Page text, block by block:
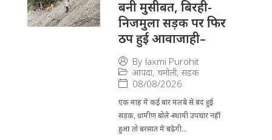
बनी मुसीबत, बिरही-
निजमुला सड़क पर फिर
ठप हुई आवाजाही–
By laxmi Purohit
आपदा, चमोली, सड़क
08/08/2026
एक माह में कई बार मलबे से बंद हुई
सड़क, ग्रामीण बोले-स्थायी उपचार नहीं
हुआ तो बरसात में बढ़ेगी...